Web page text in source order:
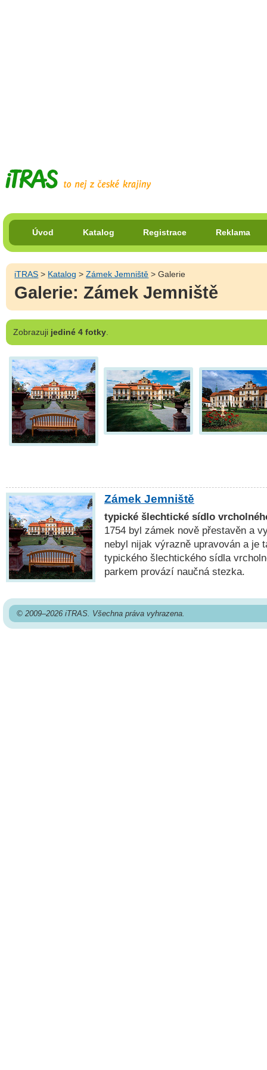
Úvod Katalog Registrace Reklama
iTRAS > Katalog >Zámek Jemniště > Galerie
Galerie: Zámek Jemniště
Zobrazuji jediné 4 fotky.
Zámek Jemniště
typické šlechtické sídlo
1754 byl zámek nově přestavěn a
nebyl nijak výrazně upravován a je
typického šlechtického sídla
parkem provází naučná stezka.
© 2009–2026 iTRAS. Všechna práva vyhrazena.